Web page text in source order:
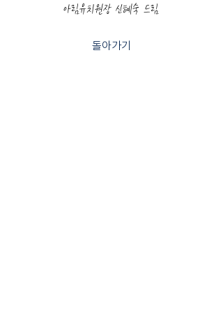
​아림유치원장 신혜숙 드림
돌아가기